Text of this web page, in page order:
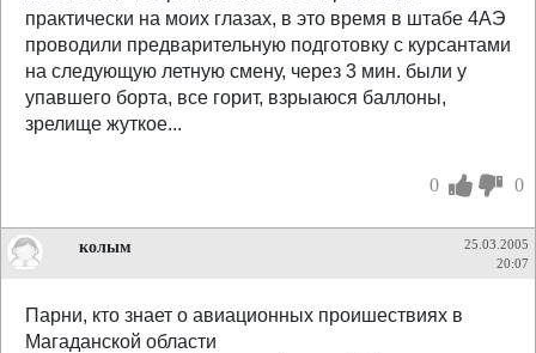
практически на моих глазах, в это время в штабе 4АЭ
проводили предварительную подготовку с курсантами
на следующую летную смену, через 3 мин. были у
упавшего борта, все горит, взрыаюся баллоны,
зрелище жуткое...
0 0
колым
25.03.2005
20:07
Парни, кто знает о авиационных проишествиях в
Магаданской области